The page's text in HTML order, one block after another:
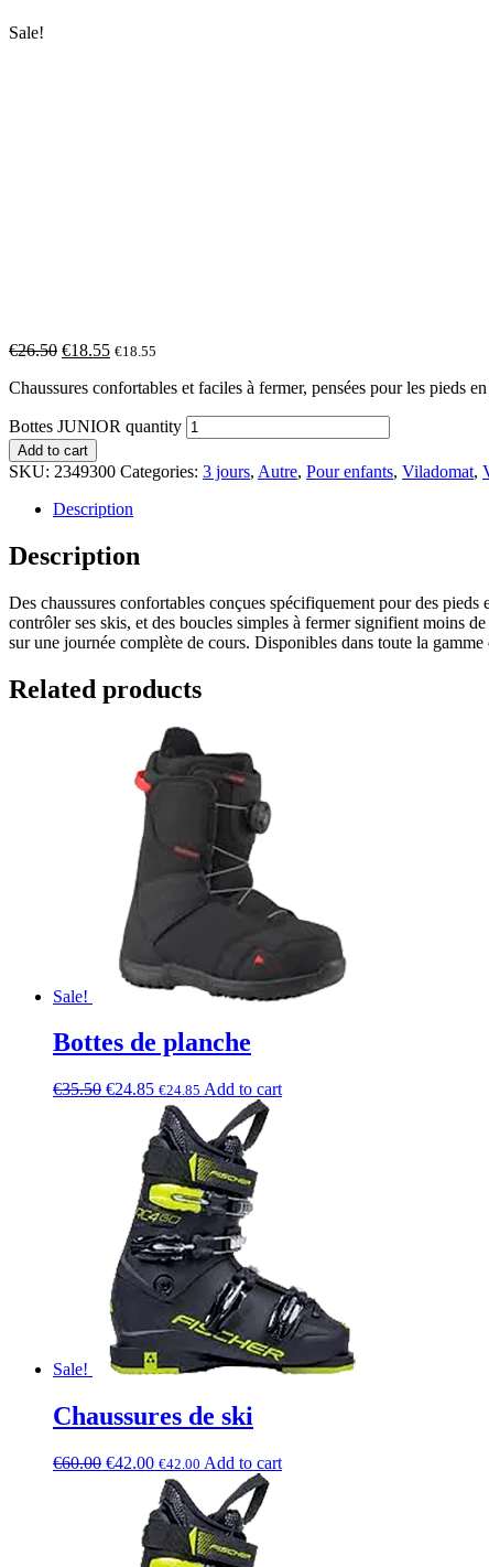
Sale!
€26.50 €18.55 €18.55
Chaussures confortables et faciles à fermer, pensées pour les pieds
Bottes JUNIOR quantity
Add to cart
SKU: 2349300 Categories: 3 jours, Autre, Pour enfants, Viladomat,
Description
Description
Des chaussures confortables conçues spécifiquement pour des
contrôler ses skis, et des boucles simples à fermer signifient moins
sur une journée complète de cours. Disponibles dans toute la
Related products
Sale!
Bottes de planche
€35.50 €24.85 €24.85 Add to cart
Sale!
Chaussures de ski
€60.00 €42.00 €42.00 Add to cart